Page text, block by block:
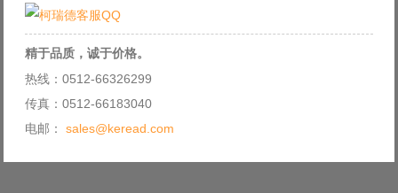
精于品质，诚于价格。
热线：0512-66326299
传真：0512-66183040
电邮： sales@keread.com